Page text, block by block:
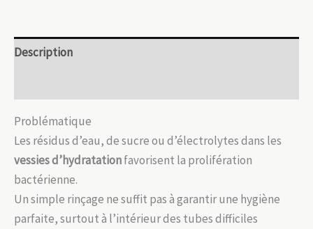
et
tuyaux
Description
Problématique
Les résidus d’eau, de sucre ou d’électrolytes dans les
vessies d’hydratationfavorisent la prolifération
bactérienne.
Un simple rinçage ne suffit pas à garantir une hygiène
parfaite, surtout à l’intérieur des tubes difficiles